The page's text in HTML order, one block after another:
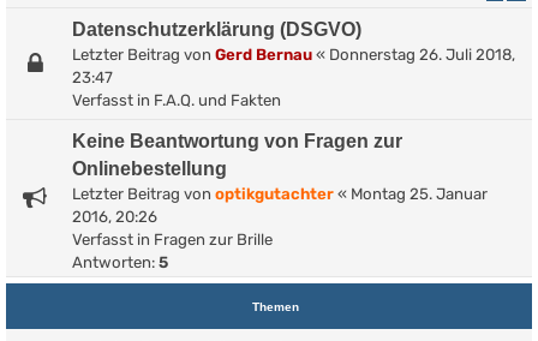
Datenschutzerklärung (DSGVO)
Letzter Beitrag von Gerd Bernau « Donnerstag 26. Juli 2018,
23:47
Verfasst in F.A.Q. und Fakten
Keine Beantwortung von Fragen zur
Onlinebestellung
Letzter Beitrag von optikgutachter « Montag 25. Januar
2016, 20:26
Verfasst in Fragen zur Brille
Antworten: 5
Themen